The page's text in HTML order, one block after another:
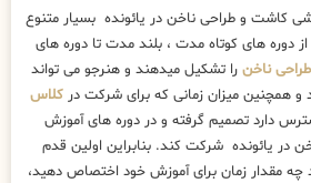
کاشت و طراحی ناخن در یائونده بسیار متنوع
دوره های کوتاه مدت ، بلند مدت تا دوره های
ناخن را تشکیل میدهند و هنرجو می تواند
همچنین میزان زمانی که برای شرکت در کلاس
دارد تصمیم گرفته و در دوره های آموزش
یائونده شرکت کند. بنابراین اولین قدم
مقدار زمان برای آموزش خود اختصاص دهید،